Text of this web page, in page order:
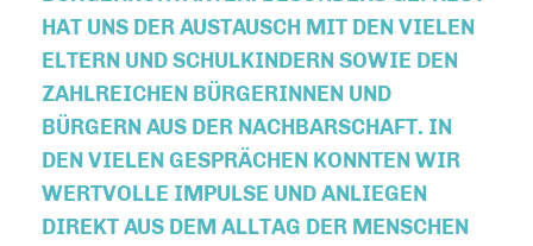
HAT UNS DER AUSTAUSCH MIT DEN VIELEN
ELTERN UND SCHULKINDERN SOWIE DEN
ZAHLREICHEN BÜRGERINNEN UND
BÜRGERN AUS DER NACHBARSCHAFT. IN
DEN VIELEN GESPRÄCHEN KONNTEN WIR
WERTVOLLE IMPULSE UND ANLIEGEN
DIREKT AUS DEM ALLTAG DER MENSCHEN